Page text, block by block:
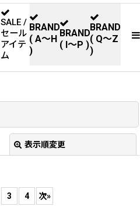
SALE /
セール
アイテ
ム
BRAND
( A〜H
)
BRAND
( I〜P )
BRAND
( Q〜Z
)
表示順変更
3 4 次»